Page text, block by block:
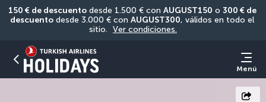
150 € de descuento desde 1.500 € con AUGUST150 o 300 € de
descuento desde 3.000 € con AUGUST300, válidos en todo el
sitio. Ver condiciones.
Menú